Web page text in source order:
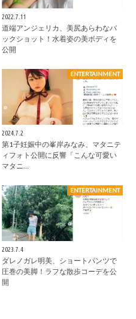
2022.7.11
道端アンジェリカ、美尻あらわなバ
ックショット！水着姿の美ボディを
公開
ENTERTAINMENT
2024.7.2
第1子妊娠中の峯岸みなみ、マタニテ
ィフォト公開に反響「こんな可愛い
マタニ…
ENTERTAINMENT
2023.7.4
ダレノガレ明美、ショートパンツで
圧巻の美脚！ラフな散歩コーデを公
開